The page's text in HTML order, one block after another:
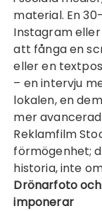
material. En
Instagram
att fånga en
eller en
– en intervju
lokalen, en
mer
Reklamfilm
förmögenhet;
historia, inte
Drönarfoto
imponerar